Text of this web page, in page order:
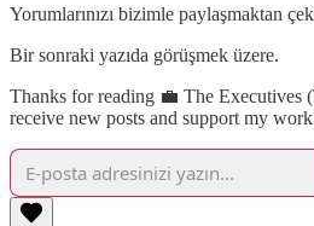
Yorumlarınızı bizimle paylaşmaktan
Bir sonraki yazıda görüşmek üzere.
Thanks for reading 💼 The Executives
receive new posts and support my